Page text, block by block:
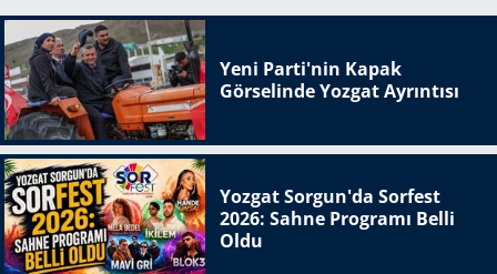
Yeni Parti'nin Kapak
Görselinde Yozgat Ayrıntısı
Yozgat Sorgun'da Sorfest
2026: Sahne Programı Belli
Oldu